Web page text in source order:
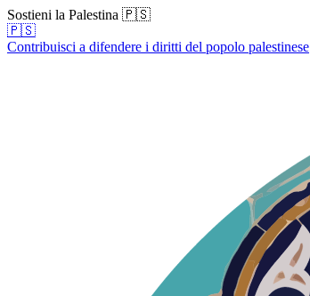
Sostieni la Palestina 🇵🇸
🇵🇸
Contribuisci a difendere i diritti del popolo palestinese